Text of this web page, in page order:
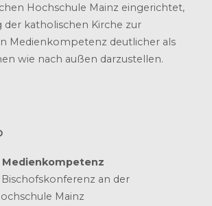
Hochschule Mainz eingerichtet,
der katholischen Kirche zur
Medienkompetenz deutlicher als
wie nach außen darzustellen.
an der
Mainz